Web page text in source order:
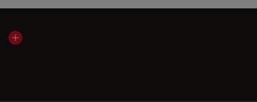
Show local contacts